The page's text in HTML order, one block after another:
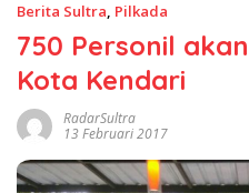
Berita Sultra, Pilkada
750 Personil
Kota Kendari
RadarSultra
13 Februari 2017